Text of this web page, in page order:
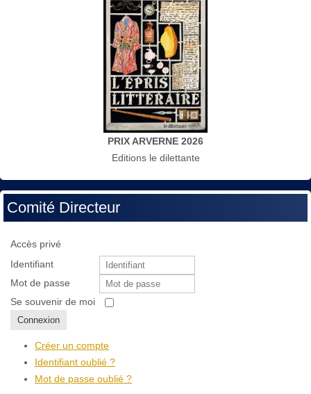
PRIX ARVERNE 2026
Editions le dilettante
Comité Directeur
Accès privé
Identifiant
Mot de passe
Se souvenir de moi
Connexion
Créer un compte
Identifiant oublié ?
Mot de passe oublié ?